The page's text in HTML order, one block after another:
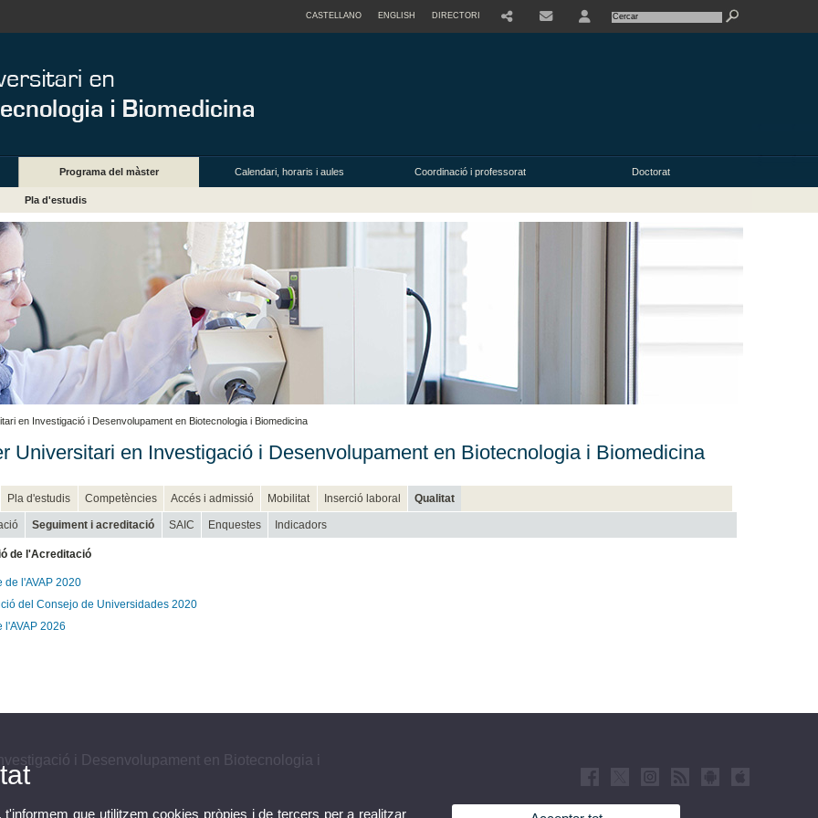
CASTELLANO ENGLISH DIRECTORI
Programa del màster Calendari, horaris i aules Coordinació i professorat Doctorat
Pla d'estudis
en Investigació i Desenvolupament en Biotecnologia i Biomedicina
Universitari en Investigació i Desenvolupament en Biotecnologia i Biomedicina
Pla d'estudis Competències Accés i admissió Mobilitat Inserció laboral Qualitat
Seguiment i acreditació SAIC Enquestes Indicadors
de l'Acreditació
de l'AVAP 2020
del Consejo de Universidades 2020
l'AVAP 2026
i Desenvolupament en Biotecnologia i
que utilitzem cookies pròpies i de tercers per a realitzar